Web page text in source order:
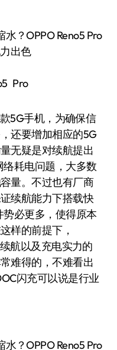
Pro
5G手机，为确保信
还要增加相应的5G
无疑是对续航提出
耗电问题，大多数
量。不过也有厂商
续航能力下搭载快
必更多，使得原本
样的前提下，
航以及充电实力的
难得的，不难看出
闪充可以说是行业